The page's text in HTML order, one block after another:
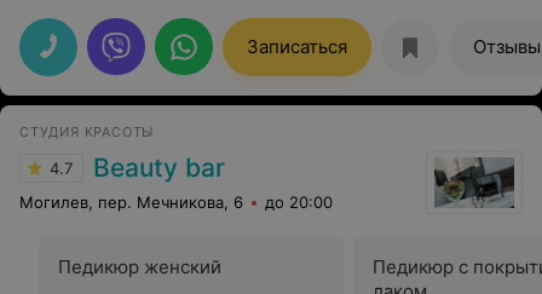
и тактично посоветовала в выборе цвета, за что я ей
благодарна. Чувствуется, что мастер небезразличен к
своим клиентам. Тонко и с душой отдаётся любимому
делу. Всё безупречно и достойно. Спасибо за
мастерство и комфортную обстановку!
Записаться Отзывы
СТУДИЯ КРАСОТЫ
4.7 Beauty bar
Могилев, пер. Мечникова, 6 до 20:00
Педикюр женский
Педикюр с